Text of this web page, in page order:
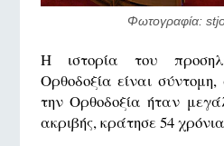
Φωτογραφία:
Η ιστορία του
Ορθοδοξία είναι
την Ορθοδοξία ήταν
ακριβής, κράτησε 54